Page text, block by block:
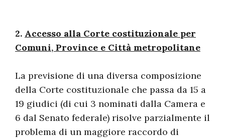
2. Accesso alla Corte costituzionale per
Comuni, Province e Città metropolitane
La previsione di una diversa composizione
della Corte costituzionale che passa da 15 a
19 giudici (di cui 3 nominati dalla Camera e
6 dal Senato federale) risolve parzialmente il
problema di un maggiore raccordo di